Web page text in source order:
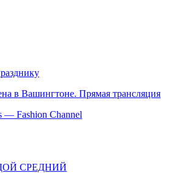
в Вашингтоне. Прямая трансляция
Fashion Channel
СРЕДНИЙ